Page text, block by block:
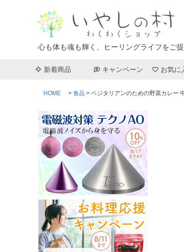
心も体も魂も輝く、ヒーリングライフをご
新着商品 キャンペーン お気に
HOME 食品 ベジタリアンのための野菜カレー